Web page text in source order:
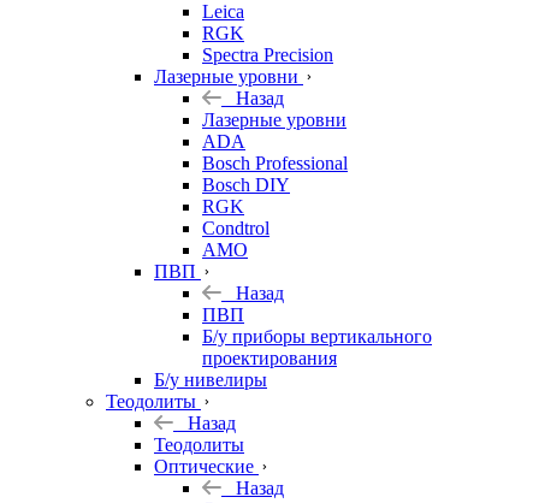
Leica
RGK
Spectra Precision
Лазерные уровни
Назад
Лазерные уровни
ADA
Bosch Professional
Bosch DIY
RGK
Condtrol
AMO
ПВП
Назад
ПВП
Б/у приборы вертикального
проектирования
Б/у нивелиры
Теодолиты
Назад
Теодолиты
Оптические
Назад